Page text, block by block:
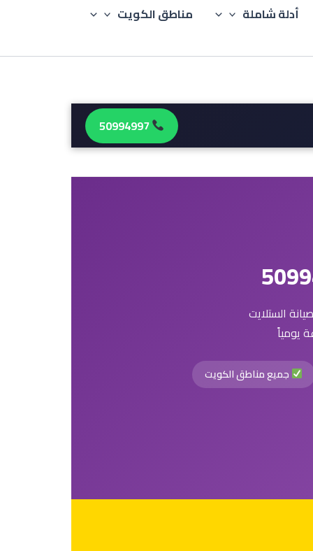
أدلة شاملة مناطق الكويت
الستلايت
جميع مناطق الكويت